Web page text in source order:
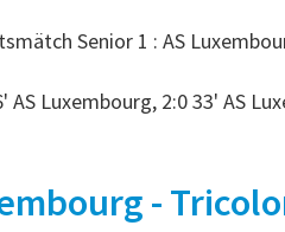
Senior 1 : AS
AS Luxembourg, 2:0 33' AS
-